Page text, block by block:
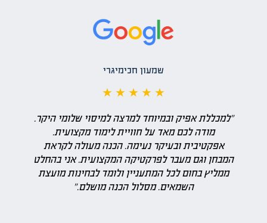
שמעון חכימיגרי
★ ★ ★ ★ ★
"למכללת אפיק ובמיוחד למרצה למיסוי שלומי היקר.
מודה לכם מאד על חוויית לימוד מקצועית.
אפקטיבית ובעיקר נעימה. הכנה מעולה לקראת
המבחן וגם מעבר לפרקטיקה המקצועית. אני בהחלט
ממליץ בחום לכל המתעניין ולומד לבחינות מועצת
השמאים. מסלול הכנה מושלם."